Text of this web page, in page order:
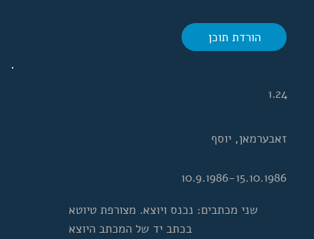
הורדת תוכן
שני מכתבים: נכנס ויוצא. מצורפת טיוטא
בכתב יד של המכתב היוצא
10.9.1986-15.10.1986
זאבערמאן, יוסף
1.24